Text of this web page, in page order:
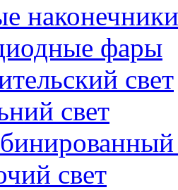
наконечники
фары
свет
свет
свет